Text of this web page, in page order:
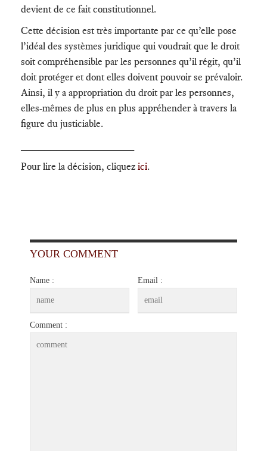
devient de ce fait constitutionnel.
Cette décision est très importante par ce qu’elle pose
l’idéal des systèmes juridique qui voudrait que le droit
soit compréhensible par les personnes qu’il régit, qu’il
doit protéger et dont elles doivent pouvoir se prévaloir.
Ainsi, il y a appropriation du droit par les personnes,
elles-mêmes de plus en plus appréhender à travers la
figure du justiciable.
Pour lire la décision, cliquez ici.
YOUR COMMENT
Name : Email :
Comment :